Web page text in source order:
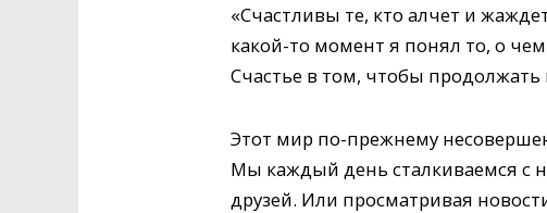
«Счастливы те, кто алчет и
какой-то момент я понял то, о
Счастье в том, чтобы
Этот мир по-прежнему
Мы каждый день сталкиваемся с
друзей. Или просматривая